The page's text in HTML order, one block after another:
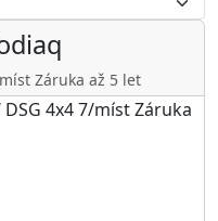
Záruka až 5 let